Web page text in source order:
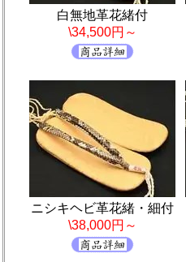
白無地革花緒付
\34,500円～
ニシキヘビ革花緒・細付
\38,000円～